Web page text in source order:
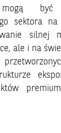
być
sektora
silnej
ale i na